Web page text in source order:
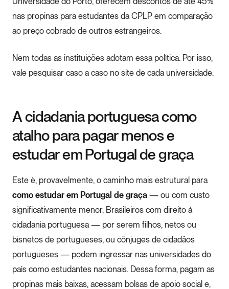
nas propinas para estudantes da CPLP em comparação
ao preço cobrado de outros estrangeiros.
Nem todas as instituições adotam essa política. Por isso,
vale pesquisar caso a caso no site de cada universidade.
A cidadania portuguesa como
atalho para pagar menos e
estudar em Portugal de graça
Este é, provavelmente, o caminho mais estrutural para
como estudar em Portugal de graça — ou com custo
significativamente menor. Brasileiros com direito à
cidadania portuguesa — por serem filhos, netos ou
bisnetos de portugueses, ou cônjuges de cidadãos
portugueses — podem ingressar nas universidades do
país como estudantes nacionais. Dessa forma, pagam as
propinas mais baixas, acessam bolsas de apoio social e,